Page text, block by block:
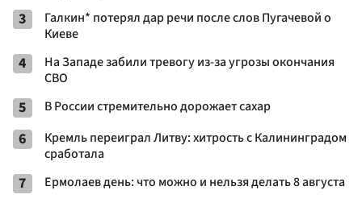
3
Галкин* потерял дар речи после слов Пугачевой о
Киеве
4
На Западе забили тревогу из-за угрозы окончания
СВО
5 В России стремительно дорожает сахар
6
Кремль переиграл Литву: хитрость с Калининградом
сработала
7 Ермолаев день: что можно и нельзя делать 8 августа